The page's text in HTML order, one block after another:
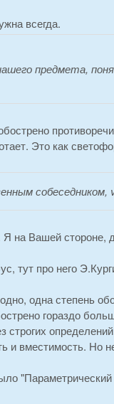
всегда.
предмета,
Это как
собеседником,
на Вашей стороне,
тут про него
одна степень
гораздо
и вместимость. Но